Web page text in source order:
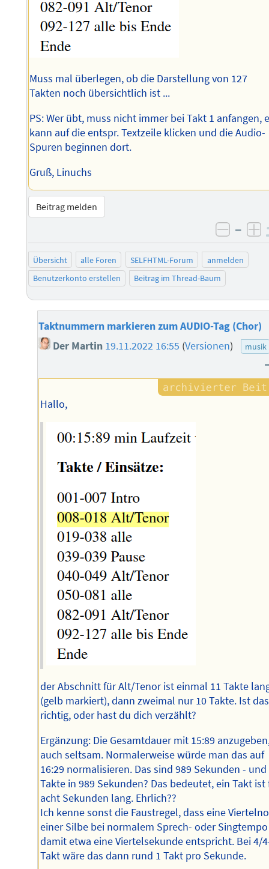
Muss mal überlegen, ob die Darstellung von 127
Takten noch übersichtlich ist ...
PS: Wer übt, muss nicht immer bei Takt 1 anfangen,
kann auf die entspr. Textzeile klicken und die Audio-
Spuren beginnen dort.
Gruß, Linuchs
Beitrag melden
–
Übersicht alle Foren SELFHTML-Forum
anmelden
Benutzerkonto erstellen
Beitrag im Thread-Baum
Taktnummern markieren zum AUDIO-Tag (Chor)
Der Martin 19.11.2022 16:55 (Versionen) musik
Hallo,
der Abschnitt für Alt/Tenor ist einmal 11 Takte
(gelb markiert), dann zweimal nur 10 Takte. Ist
richtig, oder hast du dich verzählt?
Ergänzung: Die Gesamtdauer mit 15:89
auch seltsam. Normalerweise würde man das auf
16:29 normalisieren. Das sind 989 Sekunden - und
Takte in 989 Sekunden? Das bedeutet, ein Takt ist
acht Sekunden lang. Ehrlich??
Ich kenne sonst die Faustregel, dass eine
einer Silbe bei normalem Sprech- oder
damit etwa eine Viertelsekunde entspricht. Bei 4/
Takt wäre das dann rund 1 Takt pro Sekunde.